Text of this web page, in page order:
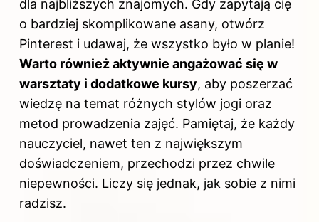
dla najbliższych znajomych. Gdy zapytają cię
o bardziej skomplikowane asany, otwórz
Pinterest i udawaj, że wszystko było w planie!
Warto również aktywnie angażować się w
warsztaty i dodatkowe kursy, aby poszerzać
wiedzę na temat różnych stylów jogi oraz
metod prowadzenia zajęć. Pamiętaj, że każdy
nauczyciel, nawet ten z największym
doświadczeniem, przechodzi przez chwile
niepewności. Liczy się jednak, jak sobie z nimi
radzisz.